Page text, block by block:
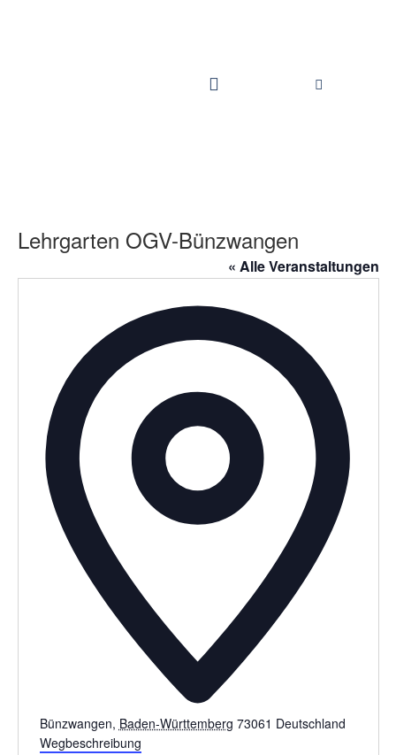
Lehrgarten OGV-Bünzwangen
« Alle Veranstaltungen
Bünzwangen, Baden-Württemberg 73061 Deutschland
Wegbeschreibung